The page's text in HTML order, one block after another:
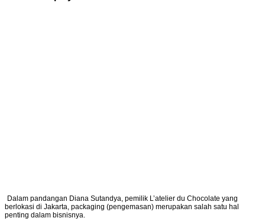
Dalam pandangan Diana Sutandya, pemilik L’atelier du Chocolate yang
berlokasi di Jakarta, packaging (pengemasan) merupakan salah satu hal
penting dalam bisnisnya.